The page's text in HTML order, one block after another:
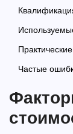
Частые